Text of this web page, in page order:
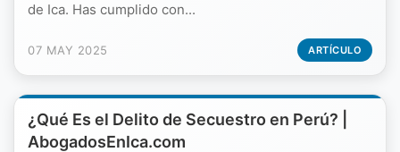
de Ica. Has cumplido con...
07 MAY 2025 ARTÍCULO
¿Qué Es el Delito de Secuestro en Perú? |
AbogadosEnIca.com